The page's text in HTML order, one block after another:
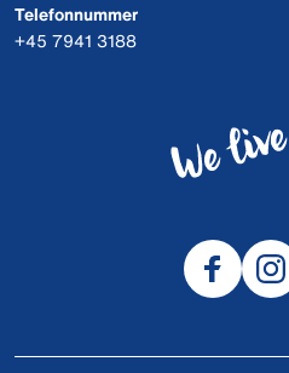
Telefonnummer
+45 7941 3188